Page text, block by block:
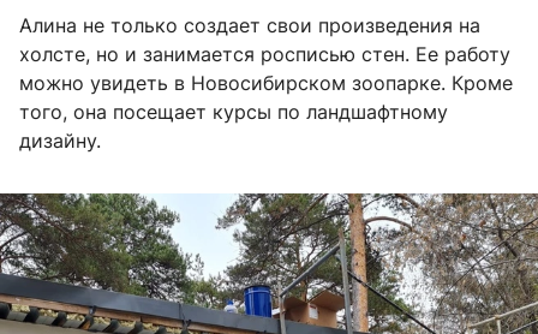
Алина не только создает свои произведения на
холсте, но и занимается росписью стен. Ее работу
можно увидеть в Новосибирском зоопарке. Кроме
того, она посещает курсы по ландшафтному
дизайну.